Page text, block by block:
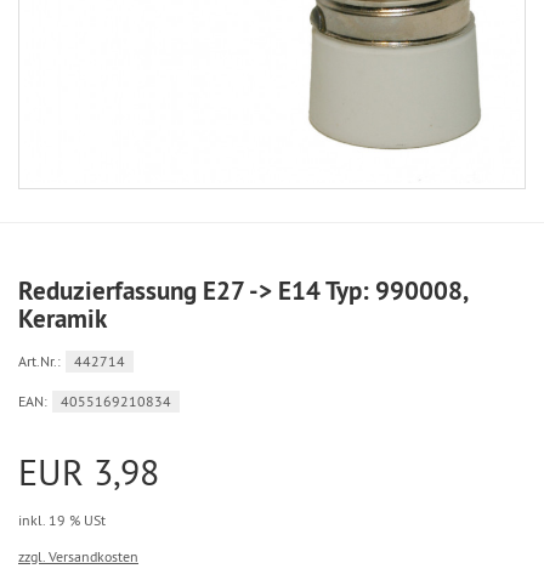
Reduzierfassung E27 -> E14 Typ: 990008,
Keramik
Art.Nr.: 442714
EAN: 4055169210834
EUR 3,98
inkl. 19 % USt
zzgl. Versandkosten